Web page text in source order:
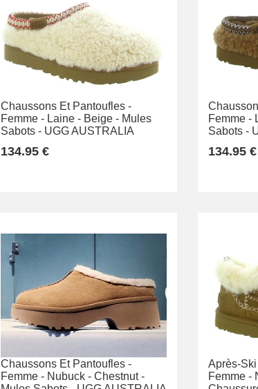
Chaussons Et Pantoufles -
Femme - Laine - Beige - Mules
Sabots - UGG AUSTRALIA
134.95 €
Femme -
Sabots -
134.95 €
Chaussons Et Pantoufles -
Femme - Nubuck - Chestnut -
Après-
Femme -